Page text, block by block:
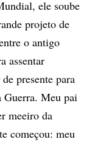
ele soube
projeto de
o antigo
assentar
presente para
Guerra. Meu pai
meeiro da
começou: meu